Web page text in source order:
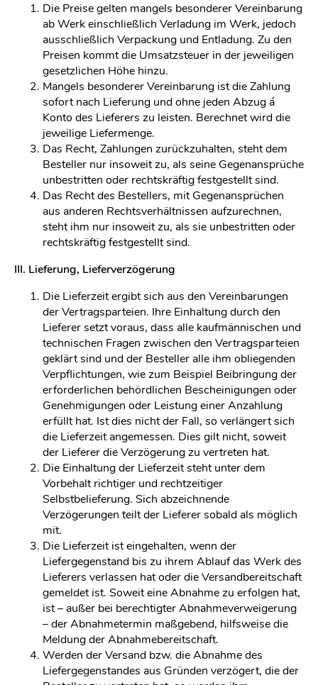
Die Preise gelten mangels besonderer Vereinbarung
ab Werk einschließlich Verladung im Werk, jedoch
ausschließlich Verpackung und Entladung. Zu den
Preisen kommt die Umsatzsteuer in der jeweiligen
gesetzlichen Höhe hinzu.
Mangels besonderer Vereinbarung ist die Zahlung
sofort nach Lieferung und ohne jeden Abzug á
Konto des Lieferers zu leisten. Berechnet wird die
jeweilige Liefermenge.
Das Recht, Zahlungen zurückzuhalten, steht dem
Besteller nur insoweit zu, als seine Gegenansprüche
unbestritten oder rechtskräftig festgestellt sind.
Das Recht des Bestellers, mit Gegenansprüchen
aus anderen Rechtsverhältnissen aufzurechnen,
steht ihm nur insoweit zu, als sie unbestritten oder
rechtskräftig festgestellt sind.
III. Lieferung, Lieferverzögerung
Die Lieferzeit ergibt sich aus den Vereinbarungen
der Vertragsparteien. Ihre Einhaltung durch den
Lieferer setzt voraus, dass alle kaufmännischen und
technischen Fragen zwischen den Vertragsparteien
geklärt sind und der Besteller alle ihm obliegenden
Verpflichtungen, wie zum Beispiel Beibringung der
erforderlichen behördlichen Bescheinigungen oder
Genehmigungen oder Leistung einer Anzahlung
erfüllt hat. Ist dies nicht der Fall, so verlängert sich
die Lieferzeit angemessen. Dies gilt nicht, soweit
der Lieferer die Verzögerung zu vertreten hat.
Die Einhaltung der Lieferzeit steht unter dem
Vorbehalt richtiger und rechtzeitiger
Selbstbelieferung. Sich abzeichnende
Verzögerungen teilt der Lieferer sobald als möglich
mit.
Die Lieferzeit ist eingehalten, wenn der
Liefergegenstand bis zu ihrem Ablauf das Werk des
Lieferers verlassen hat oder die Versandbereitschaft
gemeldet ist. Soweit eine Abnahme zu erfolgen hat,
ist – außer bei berechtigter Abnahmeverweigerung
– der Abnahmetermin maßgebend, hilfsweise die
Meldung der Abnahmebereitschaft.
Werden der Versand bzw. die Abnahme des
Liefergegenstandes aus Gründen verzögert, die der